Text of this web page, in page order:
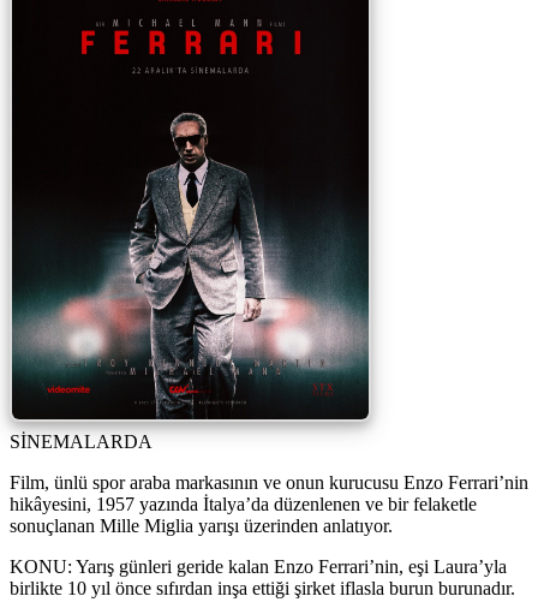
SİNEMALARDA
Film, ünlü spor araba markasının ve onun kurucusu Enzo Ferrari’nin
hikâyesini, 1957 yazında İtalya’da düzenlenen ve bir felaketle
sonuçlanan Mille Miglia yarışı üzerinden anlatıyor.
KONU: Yarış günleri geride kalan Enzo Ferrari’nin, eşi Laura’yla
birlikte 10 yıl önce sıfırdan inşa ettiği şirket iflasla burun burunadır.